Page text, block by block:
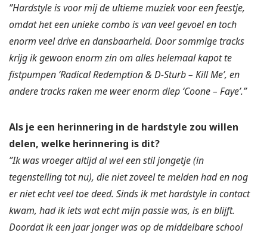
”Hardstyle is voor mij de ultieme muziek voor een feestje,
omdat het een unieke combo is van veel gevoel en toch
enorm veel drive en dansbaarheid. Door sommige tracks
krijg ik gewoon enorm zin om alles helemaal kapot te
fistpumpen ‘Radical Redemption & D-Sturb – Kill Me’, en
andere tracks raken me weer enorm diep ‘Coone – Faye’.”
Als je een herinnering in de hardstyle zou willen
delen, welke herinnering is dit?
”Ik was vroeger altijd al wel een stil jongetje (in
tegenstelling tot nu), die niet zoveel te melden had en nog
er niet echt veel toe deed. Sinds ik met hardstyle in contact
kwam, had ik iets wat echt mijn passie was, is en blijft.
Doordat ik een jaar jonger was op de middelbare school